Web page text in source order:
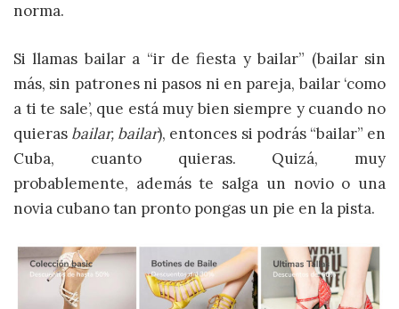
norma.
Si llamas bailar a “ir de fiesta y bailar” (bailar sin
más, sin patrones ni pasos ni en pareja, bailar ‘como
a ti te sale’, que está muy bien siempre y cuando no
quieras bailar, bailar), entonces si podrás “bailar” en
Cuba, cuanto quieras. Quizá, muy
probablemente, además te salga un novio o una
novia cubano tan pronto pongas un pie en la pista.